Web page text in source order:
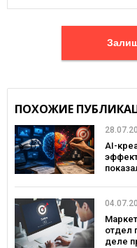
ПОХОЖИЕ
AI-
отдел
деле